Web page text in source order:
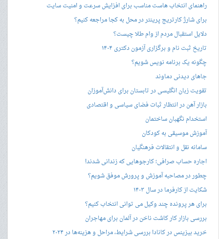
راهنمای انتخاب هاست مناسب برای افزایش سرعت و امنیت سایت
برای شارژ کارتریج پرینتر در محل به کجا مراجعه کنیم؟
دلایل استقبال مردم از وام طلا چیست؟
تاریخ ثبت نام و برگزاری آزمون دکتری ۱۴۰۴
چگونه یک برنامه نویس شویم؟
جاهای دیدنی دماوند
تقویت زبان انگلیسی در تابستان برای دانش‌آموزان
بازار آهن در انتظار ثبات فضای سیاسی و اقتصادی
استخدام نگهبان ساختمان
آموزش موسیقی به کودکان
سامانه نقل و انتقالات فرهنگیان
اجاره حساب صرافی؛ کارجوهایی که زندانی شدند!
چطور در مصاحبه‌ آموزش و پرورش موفق شویم؟
شکایت از کارفرما در سال ۱۴۰۳
برای هر پرونده چند وکیل می توانی انتخاب کنیم؟
بررسی بازار کار کاشت ناخن در آلمان برای مهاجران
خرید بیزینس در کانادا بررسی شرایط، مراحل و هزینه‌ها در ۲۰۲۴